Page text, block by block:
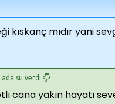
kıskanç mıdır yani
ada su verdi
cana yakın hayatı